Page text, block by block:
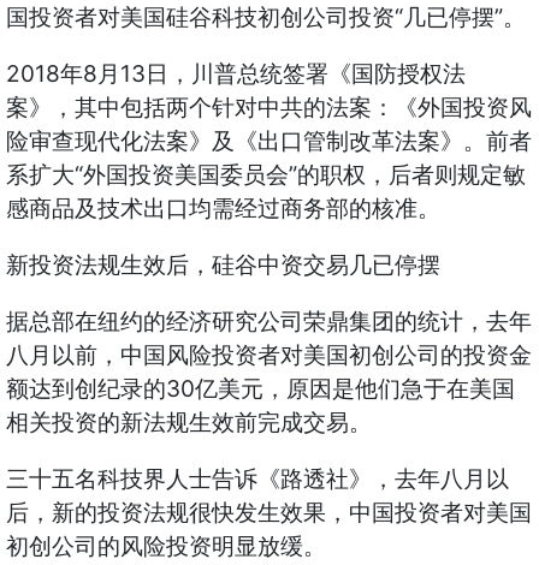
国投资者对美国硅谷科技初创公司投资“几已停摆”。
2018年8月13日，川普总统签署《国防授权法
案》，其中包括两个针对中共的法案：《外国投资风
险审查现代化法案》及《出口管制改革法案》。前者
系扩大“外国投资美国委员会”的职权，后者则规定敏
感商品及技术出口均需经过商务部的核准。
新投资法规生效后，硅谷中资交易几已停摆
据总部在纽约的经济研究公司荣鼎集团的统计，去年
八月以前，中国风险投资者对美国初创公司的投资金
额达到创纪录的30亿美元，原因是他们急于在美国
相关投资的新法规生效前完成交易。
三十五名科技界人士告诉《路透社》，去年八月以
后，新的投资法规很快发生效果，中国投资者对美国
初创公司的风险投资明显放缓。